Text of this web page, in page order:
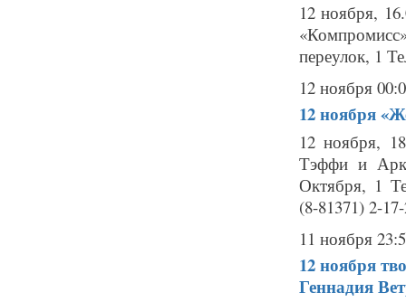
12 ноября,
переулок, 1
12 ноября
12 ноября
12 ноября,
Тэффи и
Октября, 1
(8-81371) 2-
11 ноября
12 ноября
Геннадия